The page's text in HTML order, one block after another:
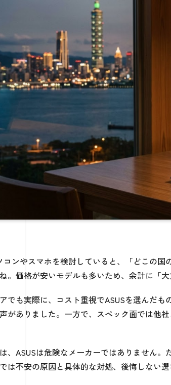
コンやスマホを検討していると、「どこの
。価格が安いモデルも多いため、余計に「
でも実際に、コスト重視でASUSを選んだ
がありました。一方で、スペック面では他
、ASUSは危険なメーカーではありません
は不安の原因と具体的な対処、後悔しない選